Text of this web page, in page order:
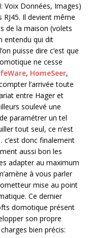
Voix Données, Images)
Il devient même
de la maison (volets
entendu qui dit
puisse dire c’est que
ne cesse
, HomeSeer,
l’arrivée toute
entre Hager et
soulevé une
paramétrer un tel
tout seul, ce n’est
c’est donc finalement
aussi bon les
adapter au maximum
à vous parler
mise au point
Ce dernier
domotique présent
son propre
bien précis: